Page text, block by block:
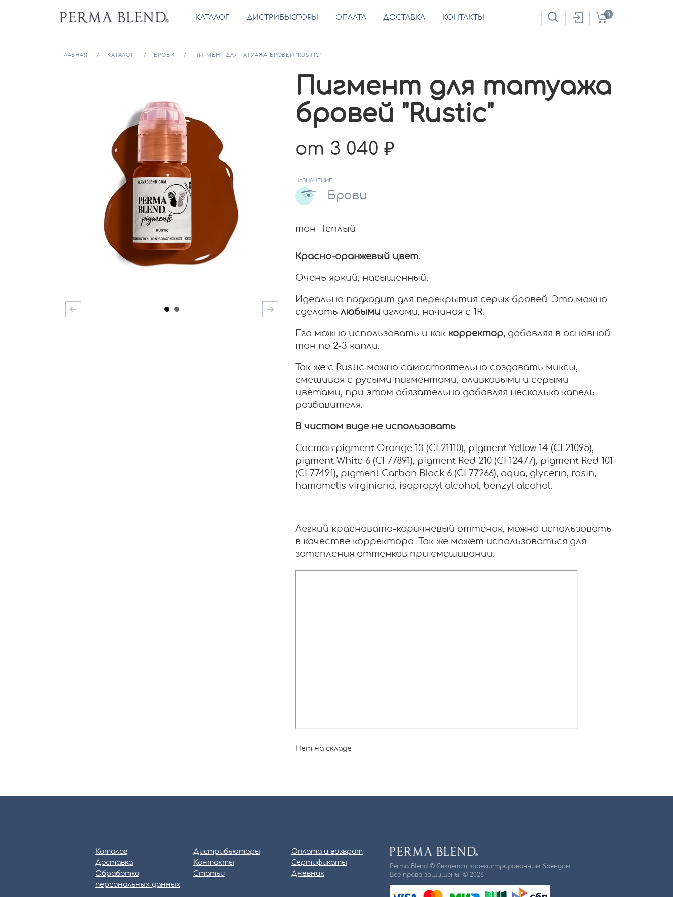
КАТАЛОГ ДИСТРИБЬЮТОРЫ ОПЛАТА ДОСТАВКА КОНТАКТЫ 0
ГЛАВНАЯ КАТАЛОГ БРОВИ ПИГМЕНТ ДЛЯ ТАТУАЖА БРОВЕЙ "RUSTIC"
Пигмент для татуажа
бровей "Rustic"
от 3 040
НАЗНАЧЕНИЕ
Брови
тон Теплый
Красно-оранжевый цвет.
Очень яркий, насыщенный.
Идеально подходит для перекрытия серых бровей. Это можно
сделать любыми иглами, начиная с 1R.
Его можно использовать и как корректор, добавляя в основной
тон по 2-3 капли.
Так же с Rustic можно самостоятельно создавать миксы,
смешивая с русыми пигментами, оливковыми и серыми
цветами, при этом обязательно добавляя несколько капель
разбавителя.
В чистом виде не использовать.
Состав:pigment Orange 13 (CI 21110), pigment Yellow 14 (CI 21095),
pigment White 6 (CI 77891), pigment Red 210 (CI 12477), pigment Red 101
(CI 77491), pigment Carbon Black 6 (CI 77266), aqua, glycerin, rosin,
hamamelis virginiana, isopropyl alcohol, benzyl alcohol.
Легкий красновато-коричневый оттенок, можно использовать
в качестве корректора. Так же может использоваться для
затепления оттенков при смешивании.
Нет на складе
Каталог Дистрибьюторы
Оплата и возврат
Доставка
Контакты
Сертификаты
Обработка
персональных данных
Статьи Дневник
Perma Blend © Является зарегистрированным брендом.
Все права защищены. © 2026